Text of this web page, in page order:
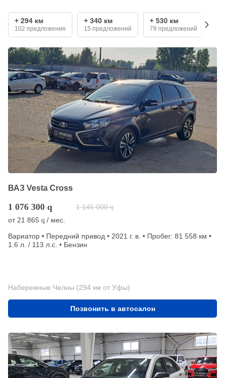
+ 294 км
102 предложения
+ 340 км
15 предложений
+ 530 км
79 предложений
ВАЗ Vesta Cross
1 076 300 q 1 145 000 q
от21 865 q / мес.
Вариатор • Передний привод • 2021 г. в. • Пробег: 81 558 км •
1.6 л. / 113 л.с. • Бензин
Набережные Челны (294 км от Уфы)
Позвонить в автосалон